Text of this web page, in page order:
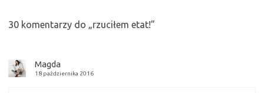
30 komentarzy do „rzuciłem etat!”
Magda
18 października 2016